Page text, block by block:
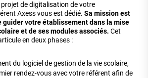
projet de digitalisation de votre
Axess vous est dédié. Sa mission est
guider votre établissement dans la mise
et de ses modules associés. Cet
en deux phases :
du logiciel de gestion de la vie scolaire,
rendez-vous avec votre référent afin de